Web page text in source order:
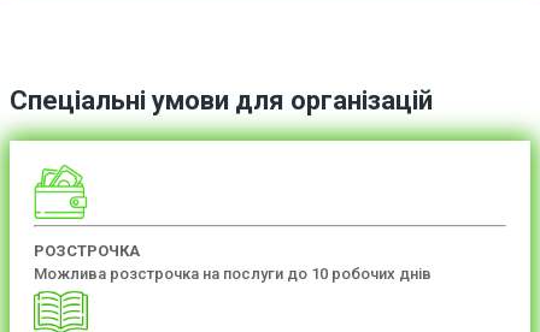
Спеціальні умови для організацій
РОЗСТРОЧКА
Можлива розстрочка на послуги до 10 робочих днів